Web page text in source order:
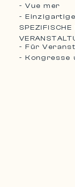
- Vue mer
-
- Für
- Kongresse